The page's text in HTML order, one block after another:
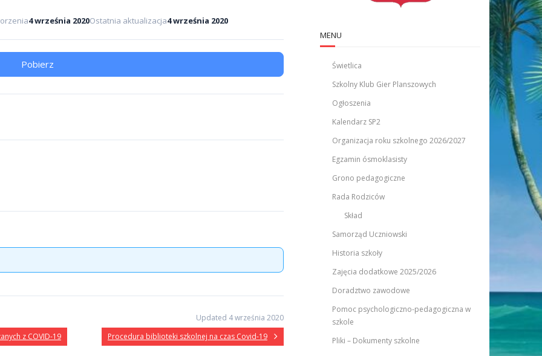
4 września 2020Ostatnia aktualizacja4 września 2020
Pobierz
Updated 4 września 2020
z COVID-19
Procedura biblioteki szkolnej na czas Covid-19
MENU
Świetlica
Szkolny Klub Gier Planszowych
Ogłoszenia
Kalendarz SP2
Organizacja roku szkolnego 2026/2027
Egzamin ósmoklasisty
Grono pedagogiczne
Rada Rodziców
Skład
Samorząd Uczniowski
Historia szkoły
Zajęcia dodatkowe 2025/2026
Doradztwo zawodowe
Pomoc psychologiczno-pedagogiczna w
szkole
Pliki – Dokumenty szkolne